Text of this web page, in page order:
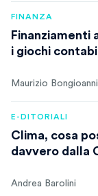
FINANZA
Finanziamenti
i giochi
Maurizio Bongioanni
E-DITORIALI
Clima, cosa
davvero dalla
Andrea Barolini